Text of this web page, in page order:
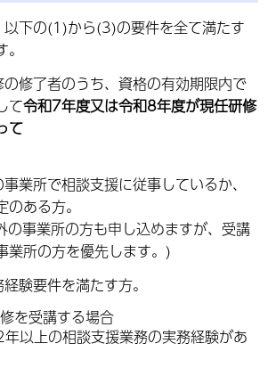
下の(1)から(3)の要件を全て満たす
の修了者のうち、資格の有効期限内で
て令和7年度又は令和8年度が現任研修
て
事業所で相談支援に従事しているか、
ある方。
業所の方も申し込めますが、受講
業所の方を優先します。)
験要件を満たす方。
を受講する場合
以上の相談支援業務の実務経験があ